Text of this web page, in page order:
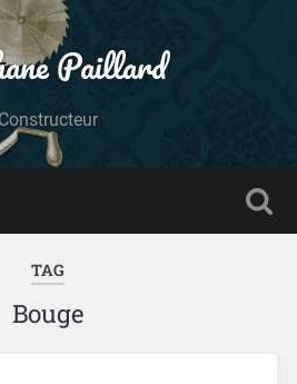
Paillard
Constructeur
TAG
Bouge